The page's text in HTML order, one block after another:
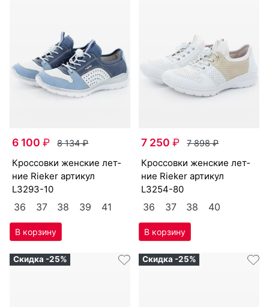
6 100₽ 8 134₽
крос­совки женс­кие лет­
ние Ri­eker артикул
L3293-10
36 37 38 39 41
7 250₽ 7 898₽
крос­совки женс­кие лет­
ние Ri­eker артикул
L3254-80
36 37 38 40
Скидка -25% Скидка -25%